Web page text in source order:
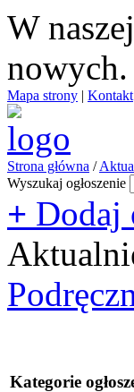
W
nowych.
Mapa strony | Kontakt
Strona główna /
Wyszukaj ogłoszenie
+ Dodaj
Kategorie